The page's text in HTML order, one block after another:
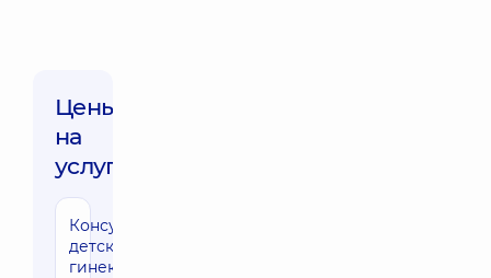
Цены
на
услуги:
Консультация
детского
гинеколога